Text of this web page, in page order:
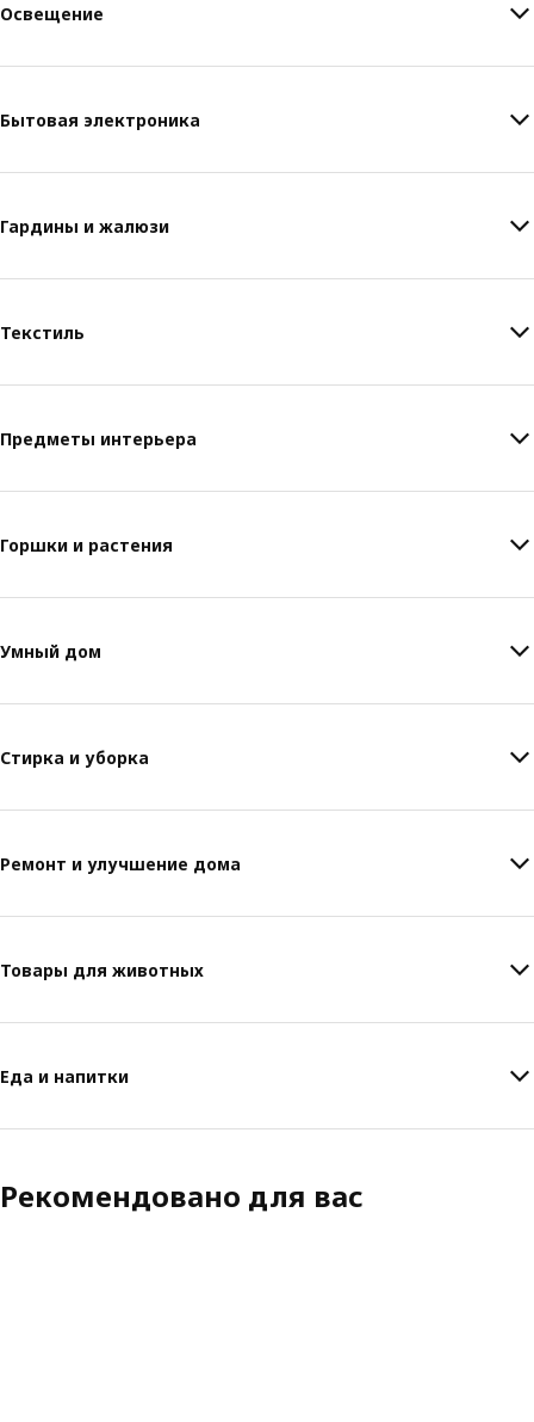
Освещение
Бытовая электроника
Гардины и жалюзи
Текстиль
Предметы интерьера
Горшки и растения
Умный дом
Стирка и уборка
Ремонт и улучшение дома
Товары для животных
Еда и напитки
Рекомендовано для вас